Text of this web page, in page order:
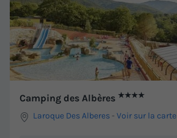
Camping des Albères ★★★★
Laroque Des Alberes -Voir sur la carte